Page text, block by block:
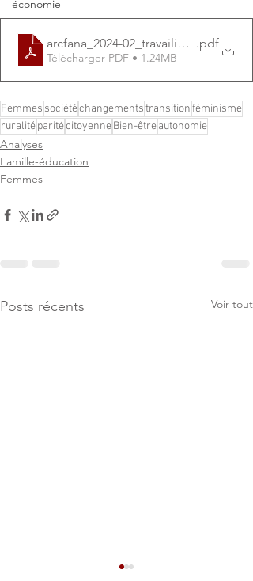
économie
arcfana_2024-02_travailinvisible_MM
.pdf
Télécharger PDF • 1.24MB
Femmes sociétéchangementstransitionféminisme
ruralitéparitécitoyenneBien-êtreautonomie
Analyses
Famille-éducation
Femmes
Posts récents Voir tout